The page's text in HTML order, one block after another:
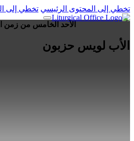
تخطي إلى المحتوى الرئيسي تخطي إلى
الأحد الخامس من زمن
الأب لويس حزبون